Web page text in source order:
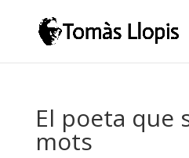
El poeta que
mots